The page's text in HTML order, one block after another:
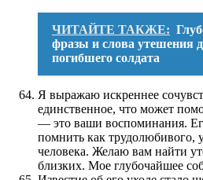
ЧИТАЙТЕ ТАКЖЕ:
фразы и слова утешения
погибшего солдата
Я выражаю искреннее
единственное, что может
— это ваши воспоминания.
помнить как трудолюбивого,
человека. Желаю вам найти
близких. Мое глубочайшее